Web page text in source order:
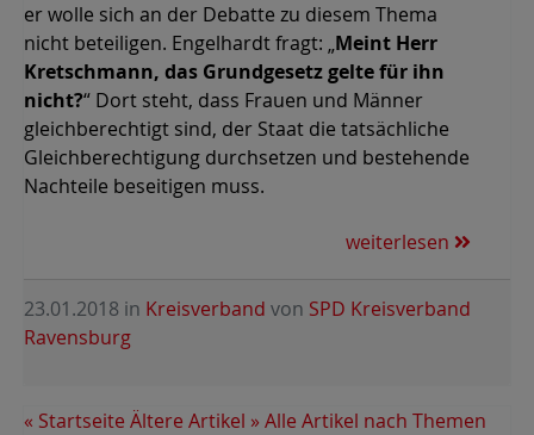
er wolle sich an der Debatte zu diesem Thema
nicht beteiligen. Engelhardt fragt: „Meint Herr
Kretschmann, das Grundgesetz gelte für ihn
nicht?“ Dort steht, dass Frauen und Männer
gleichberechtigt sind, der Staat die tatsächliche
Gleichberechtigung durchsetzen und bestehende
Nachteile beseitigen muss.
weiterlesen
23.01.2018 in Kreisverband von SPD Kreisverband
Ravensburg
« Startseite Ältere Artikel » Alle Artikel nach Themen